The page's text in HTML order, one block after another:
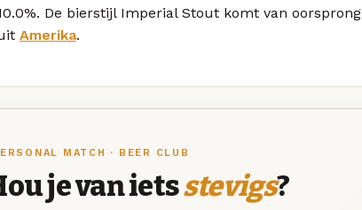
De bierstijl Imperial Stout komt van oorsprong
Amerika.
MATCH · BEER CLUB
je van ietsstevigs?